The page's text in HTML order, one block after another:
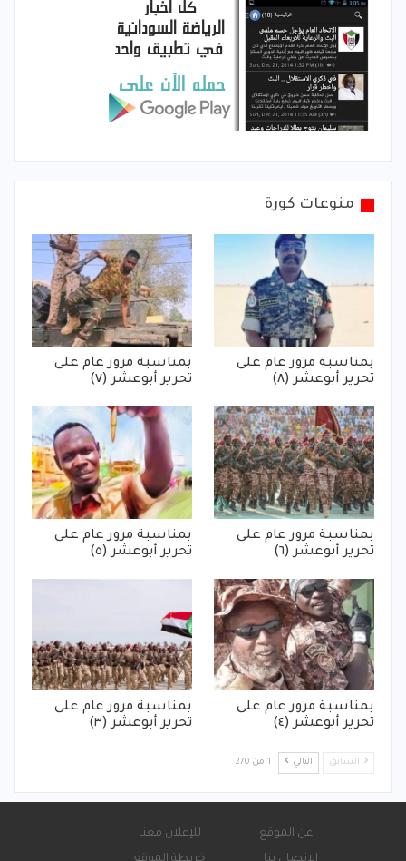
منوعات كورة
بمناسبة مرور عام على
تحرير أبوعشر (٨)
بمناسبة مرور عام على
تحرير أبوعشر (٧)
بمناسبة مرور عام على
تحرير أبوعشر (٦)
بمناسبة مرور عام على
تحرير أبوعشر (٥)
بمناسبة مرور عام على
تحرير أبوعشر (٤)
بمناسبة مرور عام على
تحرير أبوعشر (٣)
السابق التالي 1 من 270
عن الموقع
للإعلان معنا